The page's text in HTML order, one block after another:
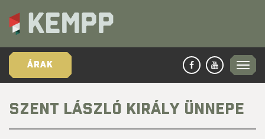
ÁRAK
SZENT LÁSZLÓ KIRÁLY ÜNNEPE